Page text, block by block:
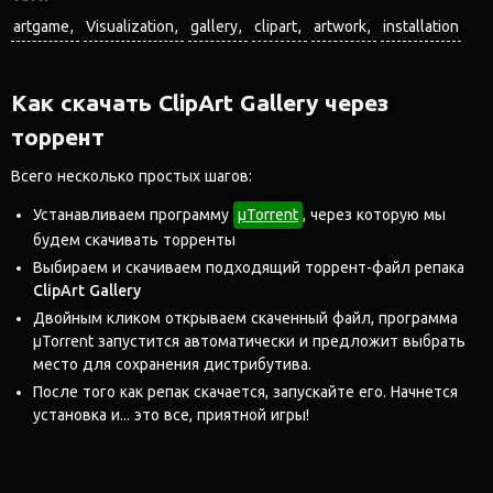
artgame
Visualization gallery clipart artwork installation
Как скачать ClipArt Gallery через
торрент
Всего несколько простых шагов:
Устанавливаем программу μTorrent , через которую мы
будем скачивать торренты
Выбираем и скачиваем подходящий торрент-файл репака
ClipArt Gallery
Двойным кликом открываем скаченный файл, программа
μTorrent запустится автоматически и предложит выбрать
место для сохранения дистрибутива.
После того как репак скачается, запускайте его. Начнется
установка и... это все, приятной игры!